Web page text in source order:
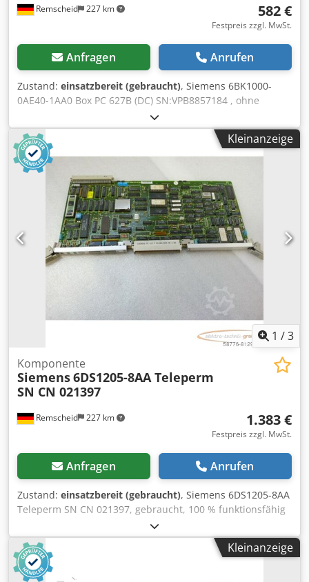
Remscheid 227 km 582 €
Festpreis zzgl. MwSt.
Anfragen Anrufen
Zustand: einsatzbereit (gebraucht), Siemens 6BK1000-
0AE40-1AA0 Box PC 627B (DC) SN:VPB8857184 , ohne
Festplatte , Serien-Nr. gemäß Foto ,gebraucht, guter
Erhaltungszustand, 100% funktionsfähig, Lieferumfang
gem. Fotos Codpfx Aiji Edk Tolorf
Kleinanzeige
1 /3
Remscheid 227 km
Komponente
Siemens6DS1205-8AA Teleperm
SN CN 021397
1.383 €
Festpreis zzgl. MwSt.
Anfragen Anrufen
Zustand: einsatzbereit (gebraucht), Siemens 6DS1205-8AA
Teleperm SN CN 021397, gebraucht, 100 % funktionsfähig
Kleinanzeige